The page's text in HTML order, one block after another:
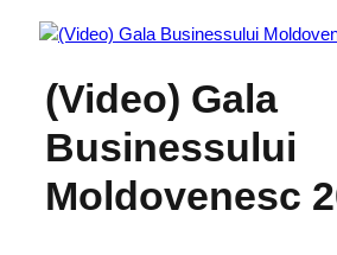
(Video) Gala
Businessului
Moldovenesc